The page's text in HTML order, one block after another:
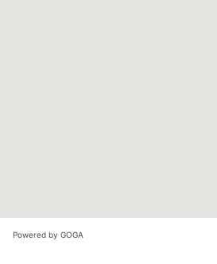
Powered by GOGA